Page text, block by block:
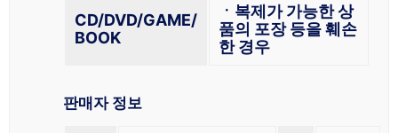
CD/DVD/GAME/
BOOK
ㆍ복제가 가능한 상
품의 포장 등을 훼손
한 경우
판매자 정보